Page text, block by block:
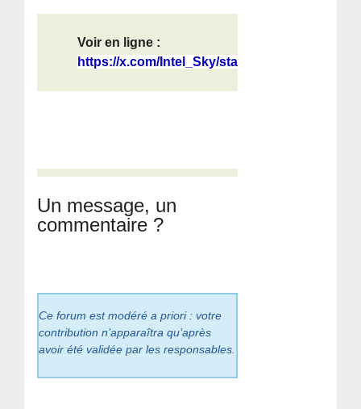
Voir en ligne :
https://x.com/Intel_Sky/status/2063...
Un message, un
commentaire ?
Ce forum est modéré a priori : votre
contribution n’apparaîtra qu’après
avoir été validée par les responsables.